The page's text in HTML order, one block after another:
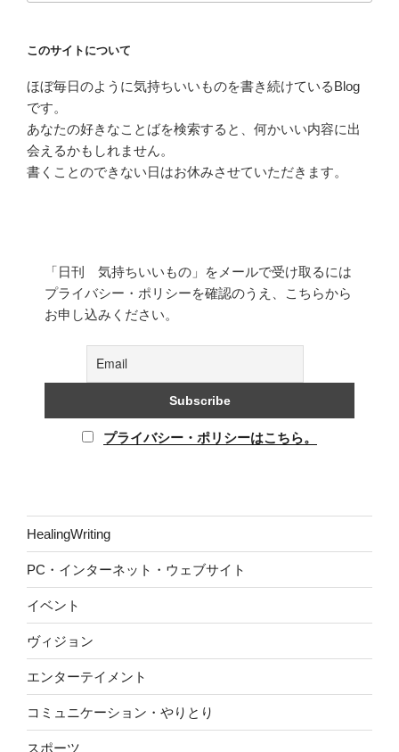
このサイトについて
ほぼ毎日のように気持ちいいものを書き続けているBlog
です。
あなたの好きなことばを検索すると、何かいい内容に出
会えるかもしれません。
書くことのできない日はお休みさせていただきます。
「日刊 気持ちいいもの」をメールで受け取るには
プライバシー・ポリシーを確認のうえ、こちらから
お申し込みください。
プライバシー・ポリシーはこちら。
HealingWriting
PC・インターネット・ウェブサイト
イベント
ヴィジョン
エンターテイメント
コミュニケーション・やりとり
スポーツ